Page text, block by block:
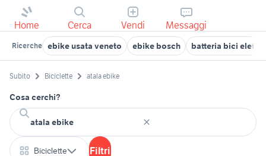
Home Cerca Vendi Messaggi
Ricerche ebike usata veneto ebike bosch batteria bici
Subito Biciclette atala ebike
Cosa cerchi?
Biciclette Filtri